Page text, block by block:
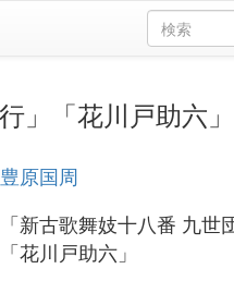
」「花川戸助六」
豊原国周
「新古歌舞妓十八番 九世
「花川戸助六」